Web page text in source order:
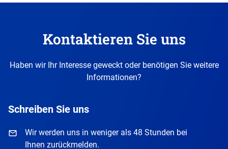
Abschnitt.Kontaktieren Sie uns
Haben wir Ihr Interesse geweckt oder benötigen Sie weitere
Informationen?
Schreiben Sie uns
Wir werden uns in weniger als 48 Stunden bei
Ihnen zurückmelden.